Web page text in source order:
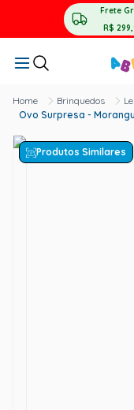
Frete
R$
Brinquedos
Ovo Surpresa -
Produtos Similares